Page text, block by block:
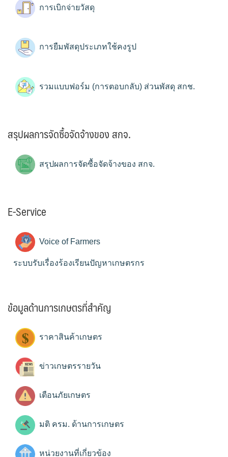
การเบิกจ่ายวัสดุ
การยืมพัสดุประเภทใช้คงรูป
รวมแบบฟอร์ม (การตอบกลับ) ส่วนพัสดุ สกช.
สรุปผลการจัดซื้อจัดจ้างของ สกจ.
สรุปผลการจัดซื้อจัดจ้างของ สกจ.
E-Service
Voice of Farmers
ระบบรับเรื่องร้องเรียนปัญหาเกษตรกร
ข้อมูลด้านการเกษตรที่สำคัญ
ราคาสินค้าเกษตร
ข่าวเกษตรรายวัน
เตือนภัยเกษตร
มติ ครม. ด้านการเกษตร
หน่วยงานที่เกี่ยวข้อง